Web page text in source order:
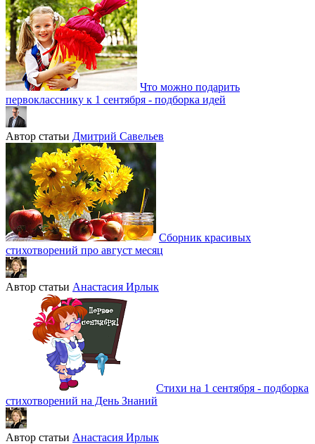
Что можно подарить
первокласснику к 1 сентября - подборка идей
Автор статьи Дмитрий Савельев
Сборник красивых
стихотворений про август месяц
Автор статьи Анастасия Ирлык
Стихи на 1 сентября - подборка
стихотворений на День Знаний
Автор статьи Анастасия Ирлык